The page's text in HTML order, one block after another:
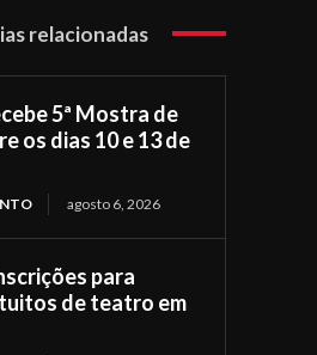
relacionadas
5ª Mostra de
os dias 10 e 13 de
agosto 6, 2026
para
de teatro em